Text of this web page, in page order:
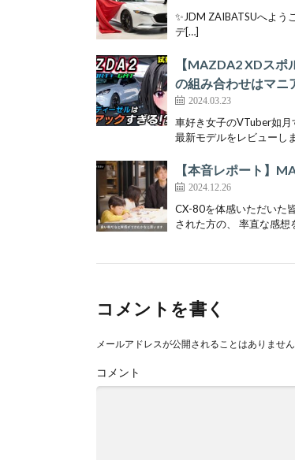
✨JDM ZAIBATSUへよう
デ[…]
【MAZDA2 XDス
の組み合わせはマニ
2024.03.23
車好き女子のVTuber如
最新モデルをレビューし
【本音レポート】
2024.12.26
CX-80を体感いただいた
された方の、 率直な感
コメントを書く
メールアドレスが公開されることはありません
コメント